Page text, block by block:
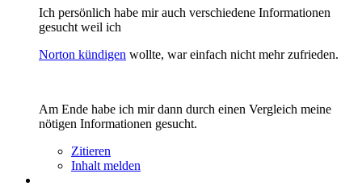
Ich persönlich habe mir auch verschiedene Informationen
gesucht weil ich
Norton kündigen wollte, war einfach nicht mehr zufrieden.
Am Ende habe ich mir dann durch einen Vergleich meine
nötigen Informationen gesucht.
Zitieren
Inhalt melden